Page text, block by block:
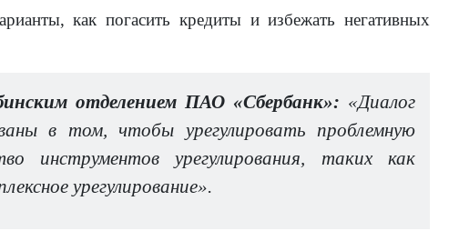
как погасить кредиты и избежать негативных
отделением ПАО «Сбербанк»: «Диалог
в том, чтобы урегулировать проблемную
инструментов урегулирования, таких как
урегулирование».